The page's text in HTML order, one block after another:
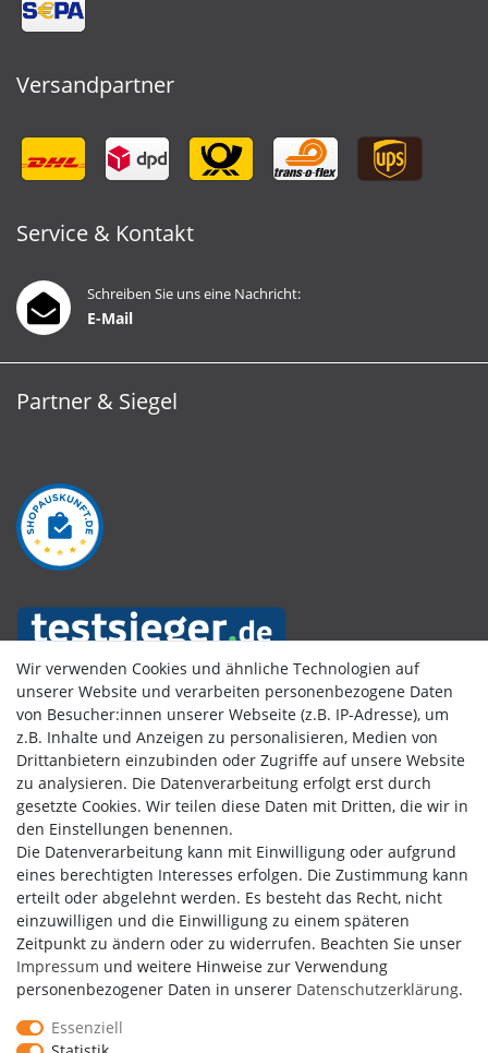
Versandpartner
Service & Kontakt
Schreiben Sie uns eine Nachricht:
E-Mail
Partner & Siegel
Kundenbewertungen
Wir verwenden Cookies und ähnliche Technologien auf
unserer Website und verarbeiten personenbezogene Daten
von Besucher:innen unserer Webseite (z.B. IP-Adresse), um
z.B. Inhalte und Anzeigen zu personalisieren, Medien von
Drittanbietern einzubinden oder Zugriffe auf unsere Website
zu analysieren. Die Datenverarbeitung erfolgt erst durch
gesetzte Cookies. Wir teilen diese Daten mit Dritten, die wir in
den Einstellungen benennen.
Die Datenverarbeitung kann mit Einwilligung oder aufgrund
eines berechtigten Interesses erfolgen. Die Zustimmung kann
erteilt oder abgelehnt werden. Es besteht das Recht, nicht
einzuwilligen und die Einwilligung zu einem späteren
Zeitpunkt zu ändern oder zu widerrufen. Beachten Sie unser
Impressum und weitere Hinweise zur Verwendung
personenbezogener Daten in unserer Daten­schutz­erklärung.
Essenziell